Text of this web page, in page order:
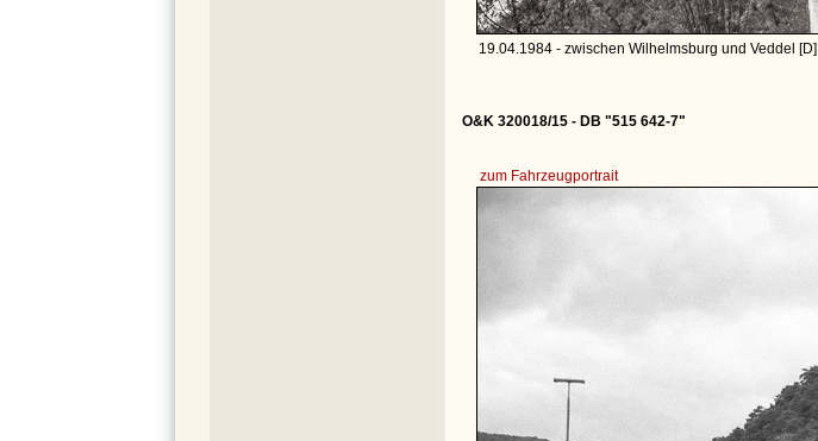
19.04.1984 - zwischen Wilhelmsburg und Veddel [D]
O&K 320018/15 - DB "515 642-7"
zum Fahrzeugportrait